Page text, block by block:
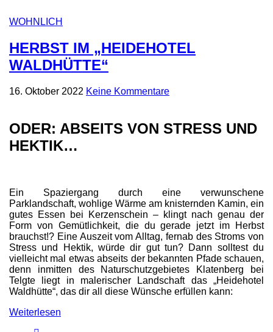
WOHNLICH
HERBST IM „HEIDEHOTEL
WALDHÜTTE“
16. Oktober 2022 Keine Kommentare
ODER: ABSEITS VON STRESS UND
HEKTIK…
Ein Spaziergang durch eine verwunschene
Parklandschaft, wohlige Wärme am knisternden Kamin, ein
gutes Essen bei Kerzenschein – klingt nach genau der
Form von Gemütlichkeit, die du gerade jetzt im Herbst
brauchst!? Eine Auszeit vom Alltag, fernab des Stroms von
Stress und Hektik, würde dir gut tun? Dann solltest du
vielleicht mal etwas abseits der bekannten Pfade schauen,
denn inmitten des Naturschutzgebietes Klatenberg bei
Telgte liegt in malerischer Landschaft das „Heidehotel
Waldhütte“, das dir all diese Wünsche erfüllen kann:
Weiterlesen